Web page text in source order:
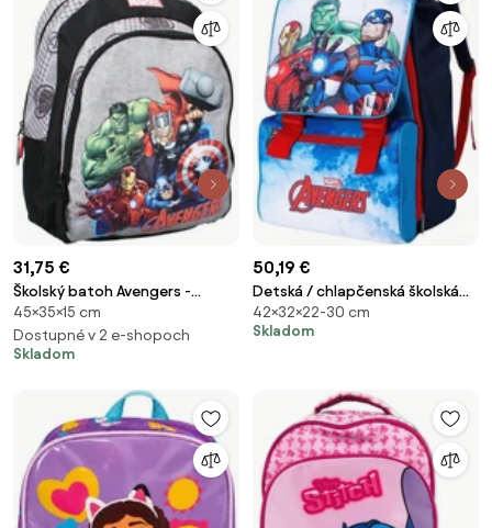
31,75 €
Školský batoh Avengers -
MARVEL
45×35×15 cm
Dostupné v 2 e-shopoch
Skladom
50,19 €
Detská / chlapčenská školská
aktovka Avengers - MARVEL
42×32×22-30 cm
Skladom